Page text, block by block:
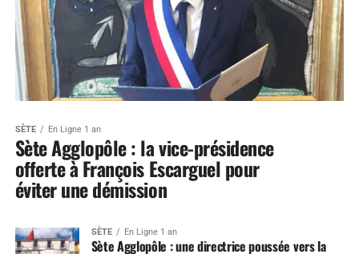
SÈTE En Ligne 1 an
Sète Agglopôle : la vice-présidence
offerte à François Escarguel pour
éviter une démission
SÈTE En Ligne 1 an
Sète Agglopôle : une directrice poussée vers la